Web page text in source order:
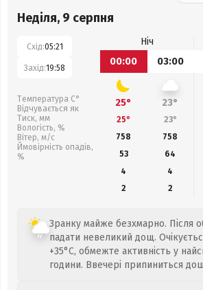
Неділя, 9 серпня
Схід:05:21
Захід:19:58
Температура С°
Відчувається як
Тиск, мм
Вологість, %
Вітер, м/с
Ймовірність опадів,
%
Ніч
00:00
03:00
25° 23°
25° 23°
758
758
53
64
4
4
2
2
Зранку майже безхмарно. Після
падати невеликий дощ.
+35°C, обмежте активність у
години. Ввечері припиниться